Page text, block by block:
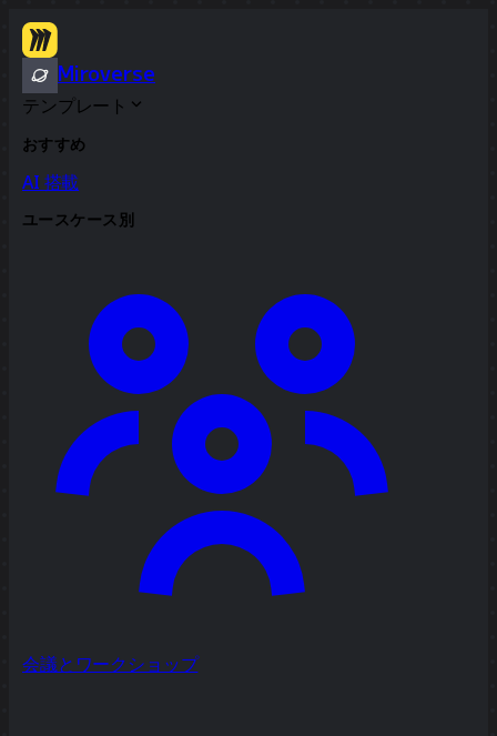
Miroverse
テンプレート
おすすめ
AI 搭載
ユースケース別
会議とワークショップ